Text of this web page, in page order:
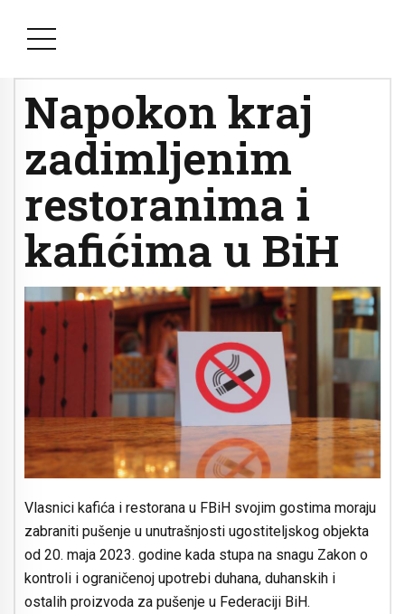
Napokon kraj
zadimljenim
restoranima i
kafićima u BiH
Vlasnici kafića i restorana u FBiH svojim gostima moraju
zabraniti pušenje u unutrašnjosti ugostiteljskog objekta
od 20. maja 2023. godine kada stupa na snagu Zakon o
kontroli i ograničenoj upotrebi duhana, duhanskih i
ostalih proizvoda za pušenje u Federaciji BiH.